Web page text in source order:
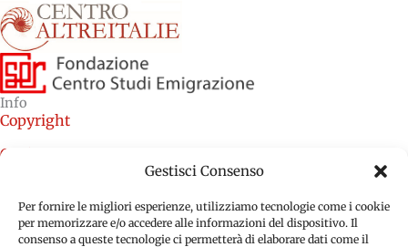
Gestisci Consenso
Per fornire le migliori esperienze, utilizziamo tecnologie come i cookie
per memorizzare e/o accedere alle informazioni del dispositivo. Il
consenso a queste tecnologie ci permetterà di elaborare dati come il
Info
Copyright
Credits
Privacy Policy (EU)